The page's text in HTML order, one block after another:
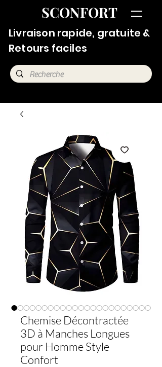
SCONFORT
Livraison rapide, gratuite &
Retours faciles
Chemise Décontractée
3D à Manches Longues
pour Homme Style
Confort